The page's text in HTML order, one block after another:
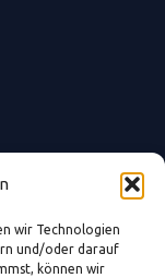
wir Technologien
und/oder darauf
können wir